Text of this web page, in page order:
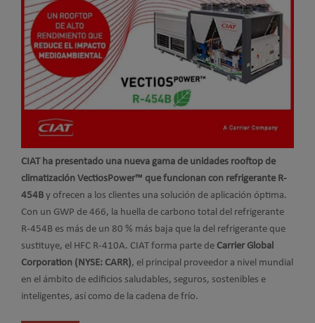
CIAT ha presentado una nueva gama de unidades rooftop de
climatización VectiosPower™ que funcionan con refrigerante R-
454B y ofrecen a los clientes una solución de aplicación óptima.
Con un GWP de 466, la huella de carbono total del refrigerante
R-454B es más de un 80 % más baja que la del refrigerante que
sustituye, el HFC R-410A. CIAT forma parte de Carrier Global
Corporation (NYSE: CARR), el principal proveedor a nivel mundial
en el ámbito de edificios saludables, seguros, sostenibles e
inteligentes, así como de la cadena de frío.